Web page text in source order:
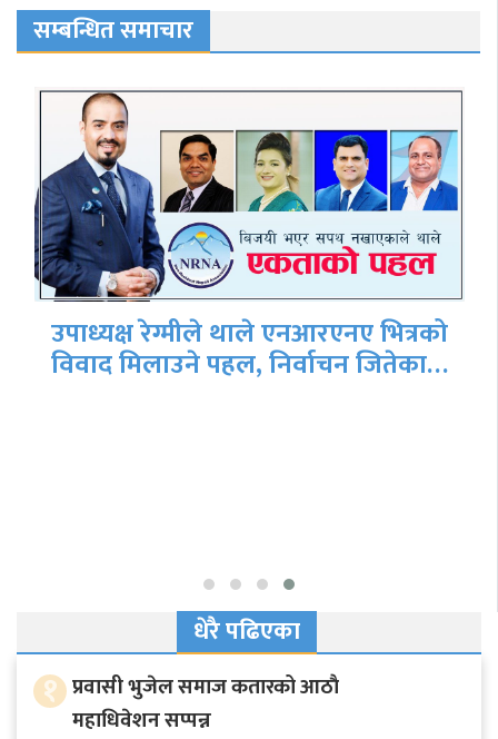
सम्बन्धित समाचार
उपाध्यक्ष रेग्मीले थाले एनआरएनए भित्रको
विवाद मिलाउने पहल, निर्वाचन जितेका…
धेरै पढिएका
१ प्रवासी भुजेल समाज कतारको आठाै
महाधिवेशन सप्पन्न